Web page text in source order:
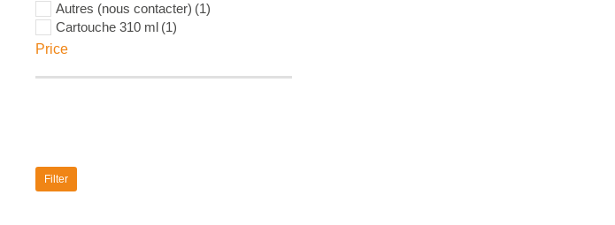
Autres (nous contacter) (1)
Cartouche 310 ml (1)
Price
Filter